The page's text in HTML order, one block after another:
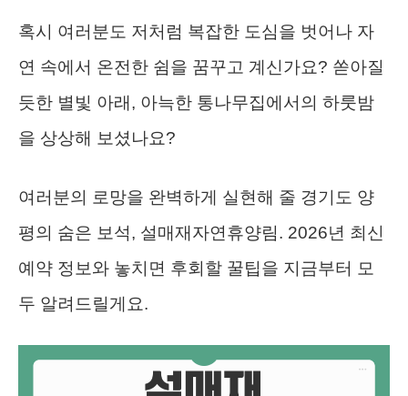
혹시 여러분도 저처럼 복잡한 도심을 벗어나 자
연 속에서 온전한 쉼을 꿈꾸고 계신가요? 쏟아질
듯한 별빛 아래, 아늑한 통나무집에서의 하룻밤
을 상상해 보셨나요?
여러분의 로망을 완벽하게 실현해 줄 경기도 양
평의 숨은 보석, 설매재자연휴양림. 2026년 최신
예약 정보와 놓치면 후회할 꿀팁을 지금부터 모
두 알려드릴게요.